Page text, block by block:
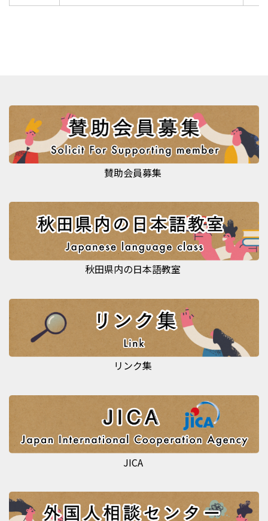
賛助会員募集
秋田県内の日本語教室
リンク集
JICA